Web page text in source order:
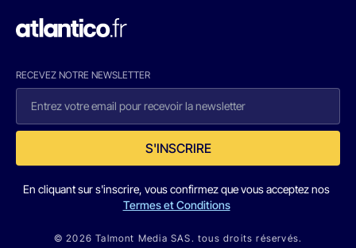
RECEVEZ NOTRE NEWSLETTER
S'INSCRIRE
En cliquant sur s'inscrire, vous confirmez que vous acceptez nos
Termes et Conditions
© 2026 Talmont Media SAS. tous droits réservés.